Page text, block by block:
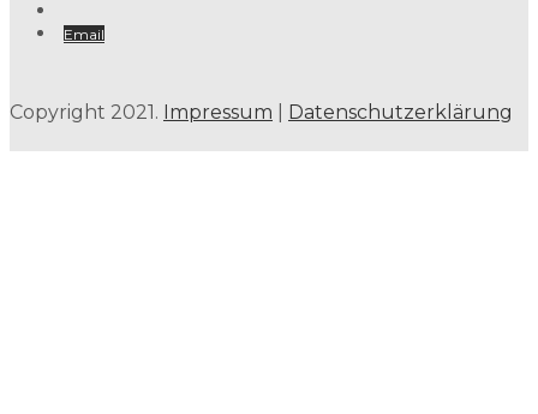
Email
Copyright 2021. Impressum Datenschutzerklärung